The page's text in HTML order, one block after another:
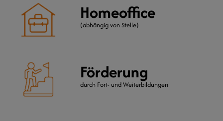
Homeoffice
(abhängig von Stelle)
Förderung
durch Fort- und Weiterbildungen